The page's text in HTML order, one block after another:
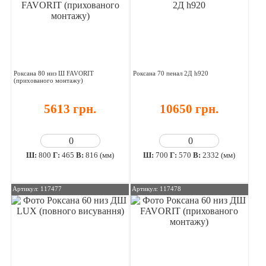
Роксана 80 низ Ш FAVORIT
(прихованого монтажу)
5613 грн.
Ш:800 Г:465 В:816 (мм)
Роксана 70 пенал 2Д h920
10650 грн.
Ш:700 Г:570 В:2332 (мм)
Артикул: 117477 Артикул: 117478